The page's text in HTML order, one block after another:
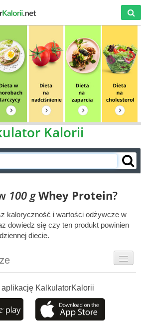
Kalorii
100 g Whey Protein?
kaloryczność i wartości odżywcze w
dowiedz się czy ten produkt powinien
diecie.
KalkulatorKalorii